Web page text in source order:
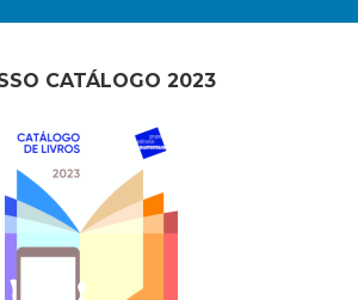
CATÁLOGO 2023